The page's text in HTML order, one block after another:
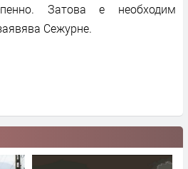
Затова е необходим
Сежурне.